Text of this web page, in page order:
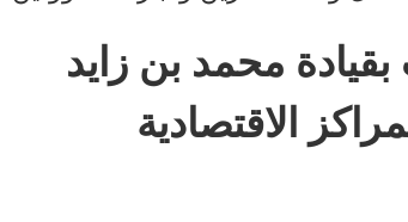
محمد بن زايد
الاقتصادية